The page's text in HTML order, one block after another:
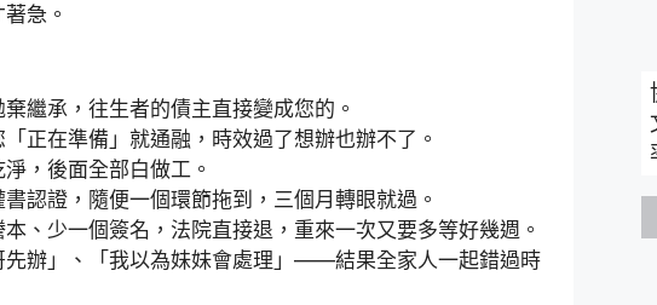
急。
繼承，往生者的債主直接變成您的。
正在準備」就通融，時效過了想辦也辦不了。
，後面全部白做工。
認證，隨便一個環節拖到，三個月轉眼就過。
、少一個簽名，法院直接退，重來一次又要多等好幾週。
先辦」、「我以為妹妹會處理」——結果全家人一起錯過時